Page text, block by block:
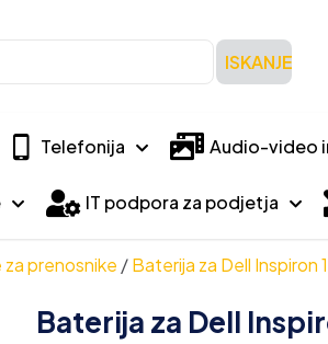
ISKANJE
Telefonija Audio-video
IT podpora za podjetja
prenosnike / Baterija za Dell
Baterija za Dell